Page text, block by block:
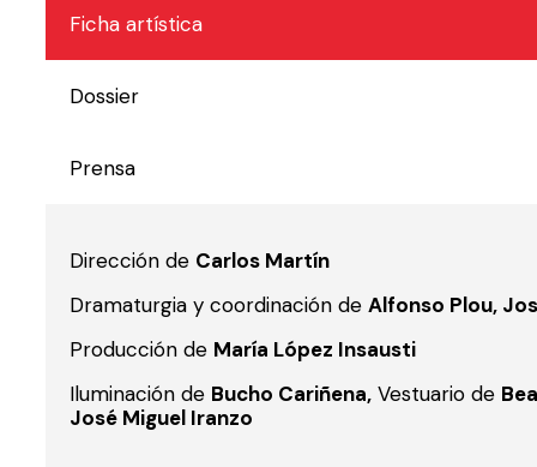
Ficha artística
Dossier
Prensa
Dirección de Carlos Martín
Dramaturgia y coordinación de Alfonso Plou,
Producción de María López Insausti
Iluminación de Bucho Cariñena, Vestuario de
José Miguel Iranzo